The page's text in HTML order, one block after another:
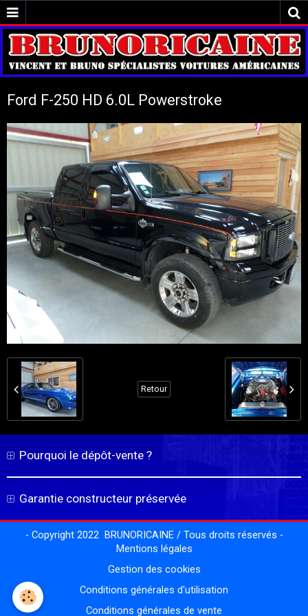
Ford F-250 HD 6.0L Powerstroke
Retour
Pourquoi le dépôt-vente ?
Garantie constructeur préservée
- Copyright 2022 BRUNORICAINE / Tous droits réservés -
Mentions légales
Gestion des cookies
Conditions générales d'utilisation
Conditions générales de vente